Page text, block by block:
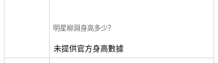
明星柳淵身高多少？
未提供官方身高數據